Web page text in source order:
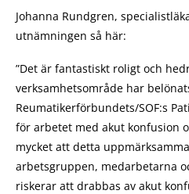
Johanna Rundgren,
utnämningen så här:
”Det är fantastiskt roligt och
verksamhetsområde har
Reumatikerförbundets/SOF:s
för arbetet med akut konfusion
mycket att detta
arbetsgruppen, medarbetarna
riskerar att drabbas av akut